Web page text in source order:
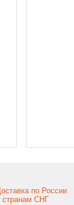
по России
странам СНГ